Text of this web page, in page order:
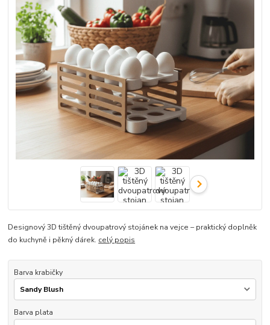
Designový 3D tištěný dvoupatrový stojánek na vejce – praktický doplněk
do kuchyně i pěkný dárek. celý popis
Barva krabičky
Barva plata